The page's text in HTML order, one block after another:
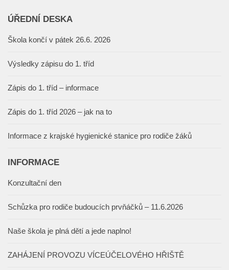
ÚŘEDNÍ DESKA
Škola končí v pátek 26.6. 2026
Výsledky zápisu do 1. tříd
Zápis do 1. tříd – informace
Zápis do 1. tříd 2026 – jak na to
Informace z krajské hygienické stanice pro rodiče žáků
INFORMACE
Konzultační den
Schůzka pro rodiče budoucích prvňáčků – 11.6.2026
Naše škola je plná dětí a jede naplno!
ZAHÁJENÍ PROVOZU VÍCEÚČELOVÉHO HŘIŠTĚ